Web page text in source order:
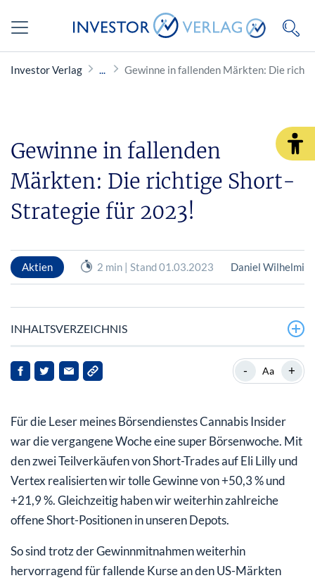
Investor Verlag Gewinne in fallenden Märkten: Die
Gewinne in fallenden
Märkten: Die richtige Short-
Strategie für 2023!
Aktien 2 min | Stand 01.03.2023 Daniel Wilhelmi
INHALTSVERZEICHNIS
Übertreibungsphasen sind ideal für massiven Aufbau
von Short-Positionen
immer schlechte Preise
- Aa +
Für die Leser meines Börsendienstes Cannabis Insider
war die vergangene Woche eine super Börsenwoche. Mit
den zwei Teilverkäufen von Short-Trades auf Eli Lilly und
Vertex realisierten wir tolle Gewinne von +50,3 % und
+21,9 %. Gleichzeitig haben wir weiterhin zahlreiche
offene Short-Positionen in unseren Depots.
So sind trotz der Gewinnmitnahmen weiterhin
hervorragend für fallende Kurse an den US-Märkten